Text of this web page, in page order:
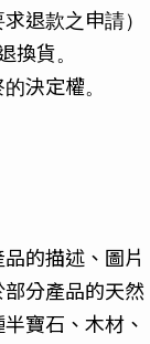
退款之申請）
換貨。
決定權。
的描述、圖片
分產品的天然
寶石、木材、